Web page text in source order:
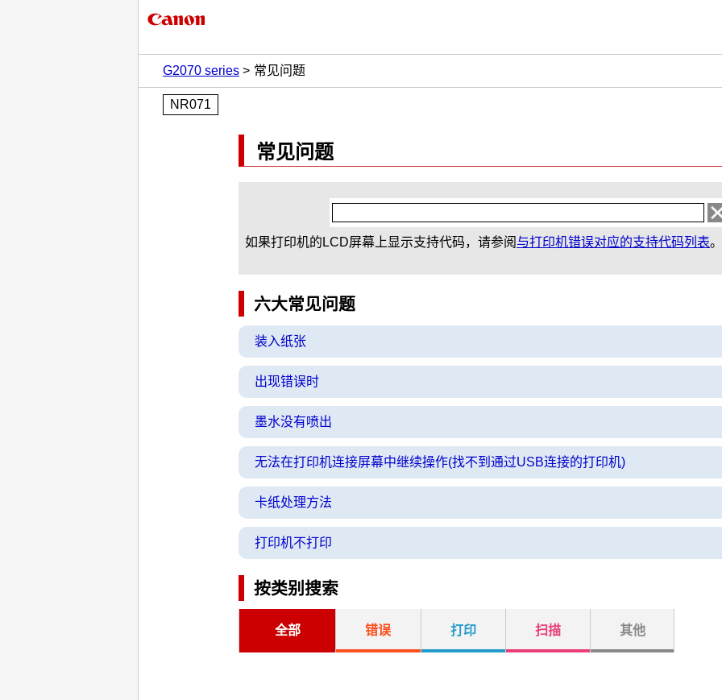
G2070 series 常见问题
NR071
常见问题
如果打印机的 LCD屏幕上显示支持代码，请参阅 与打印机错误对应的支持代码列表。
六大常见问题
装入纸张
出现错误时
墨水没有喷出
无法在打印机连接屏幕中继续操作(找不到通过USB连接的打印机)
卡纸处理方法
打印机不打印
按类别搜索
全部 错误 打印 扫描 其他